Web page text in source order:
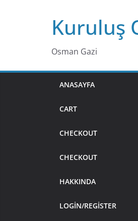
Kuruluş
Osman Gazi
ANASAYFA
CART
CHECKOUT
CHECKOUT
HAKKINDA
LOGIN/REGISTER